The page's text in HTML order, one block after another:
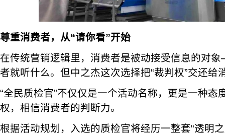
尊重消费者，从“请你看”开始
在传统营销逻辑里，消费者是被动接受信息的对
者就听什么。但中之杰这次选择把“裁判权”交还给
“全民质检官”不仅仅是一个活动名称，更是一种态
权，相信消费者的判断力。
根据活动规划，入选的质检官将经历一整套“透明